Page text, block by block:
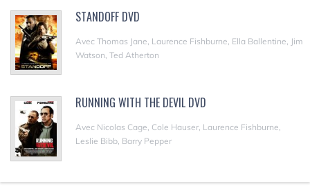
STANDOFF DVD
Avec Thomas Jane, Laurence Fishburne, Ella Ballentine, Jim
Watson, Ted Atherton
RUNNING WITH THE DEVIL DVD
Avec Nicolas Cage, Cole Hauser, Laurence Fishburne,
Leslie Bibb, Barry Pepper